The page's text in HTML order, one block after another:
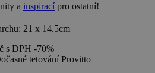
a inspirací pro ostatní!
21 x 14.5cm
s DPH -70%
tetování Provitto